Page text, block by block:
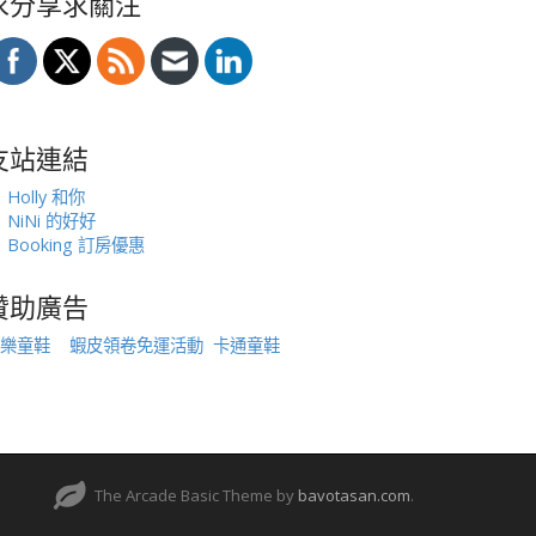
站連結
Holly 和你
NiNi 的好好
Booking 訂房優惠
助廣告
童鞋 蝦皮領卷免運活動 卡通童鞋
The Arcade Basic Theme by bavotasan.com.